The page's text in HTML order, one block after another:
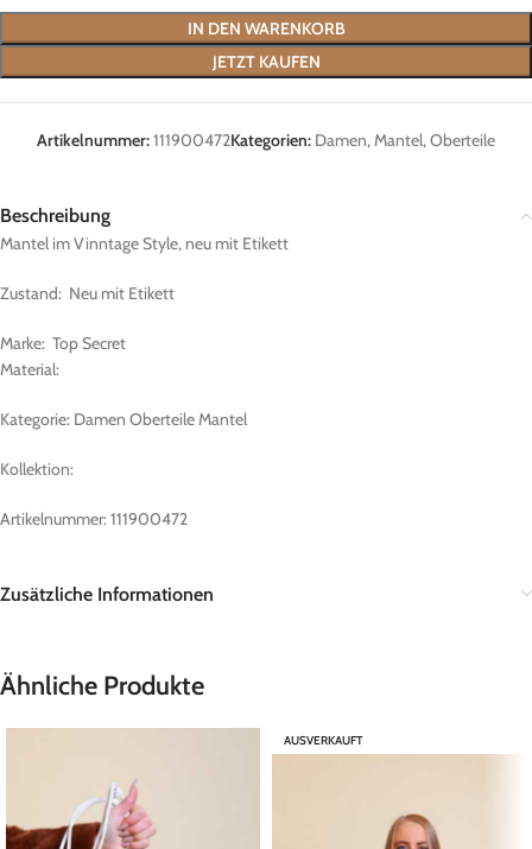
IN DEN WARENKORB
JETZT KAUFEN
Artikelnummer:111900472Kategorien: Damen, Mantel, Oberteile
Beschreibung
Mantel im Vinntage Style, neu mit Etikett
Zustand: Neu mit Etikett
Marke: Top Secret
Material:
Kategorie: Damen Oberteile Mantel
Kollektion:
Artikelnummer: 111900472
Zusätzliche Informationen
Ähnliche Produkte
AUSVERKAUFT